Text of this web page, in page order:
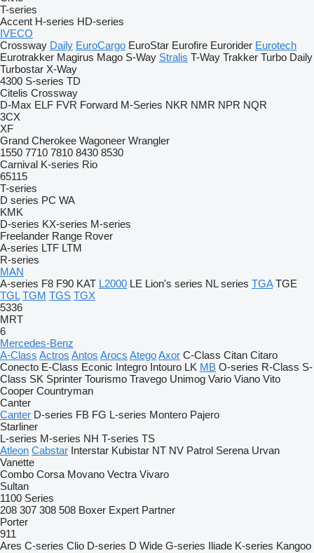
T-series
Accent H-series HD-series
IVECO
Crossway Daily EuroCargo EuroStar Eurofire Eurorider Eurotech
Eurotrakker Magirus Mago S-Way Stralis T-Way Trakker Turbo Daily
Turbostar X-Way
4300 S-series TD
Citelis Crossway
D-Max ELF FVR Forward M-Series NKR NMR NPR NQR
3CX
XF
Grand Cherokee Wagoneer Wrangler
1550 7710 7810 8430 8530
Carnival K-series Rio
65115
T-series
D series PC WA
KMK
D-series KX-series M-series
Freelander Range Rover
A-series LTF LTM
R-series
MAN
A-series F8 F90 KAT L2000 LE Lion's series NL series TGA TGE
TGL TGM TGS TGX
5336
MRT
6
Mercedes-Benz
A-Class Actros Antos Arocs AtegoAxor C-Class Citan Citaro
Conecto E-Class Econic Integro Intouro LK MB O-series R-Class S-
Class SK Sprinter Tourismo Travego Unimog Vario Viano Vito
Cooper Countryman
Canter
Canter D-series FB FG L-series Montero Pajero
Starliner
L-series M-series NH T-series TS
Atleon Cabstar Interstar Kubistar NT NV Patrol Serena Urvan
Vanette
Combo Corsa Movano Vectra Vivaro
Sultan
1100 Series
208 307 308 508 Boxer Expert Partner
Porter
911
Ares C-series Clio D-series D Wide G-series Iliade K-series Kangoo